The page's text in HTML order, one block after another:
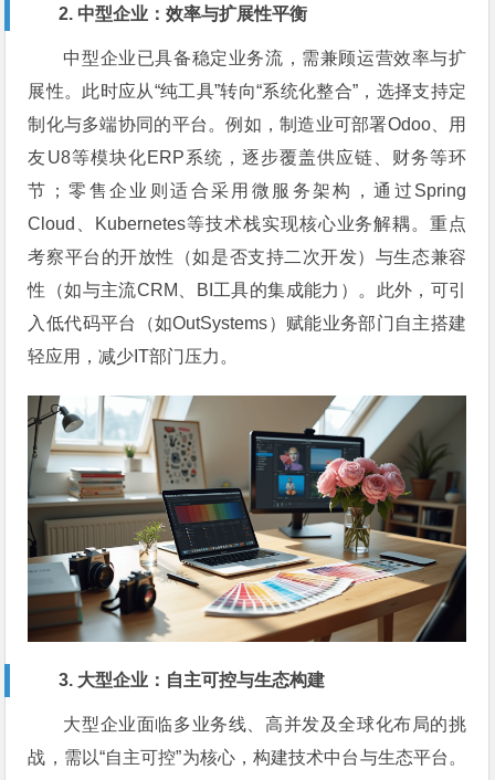
2. 中型企业：效率与扩展性平衡
中型企业已具备稳定业务流，需兼顾运营效率与扩
展性。此时应从“纯工具”转向“系统化整合”，选择支持定
制化与多端协同的平台。例如，制造业可部署Odoo、用
友U8等模块化ERP系统，逐步覆盖供应链、财务等环
节；零售企业则适合采用微服务架构，通过Spring
Cloud、Kubernetes等技术栈实现核心业务解耦。重点
考察平台的开放性（如是否支持二次开发）与生态兼容
性（如与主流CRM、BI工具的集成能力）。此外，可引
入低代码平台（如OutSystems）赋能业务部门自主搭建
轻应用，减少IT部门压力。
3. 大型企业：自主可控与生态构建
大型企业面临多业务线、高并发及全球化布局的挑
战，需以“自主可控”为核心，构建技术中台与生态平台。